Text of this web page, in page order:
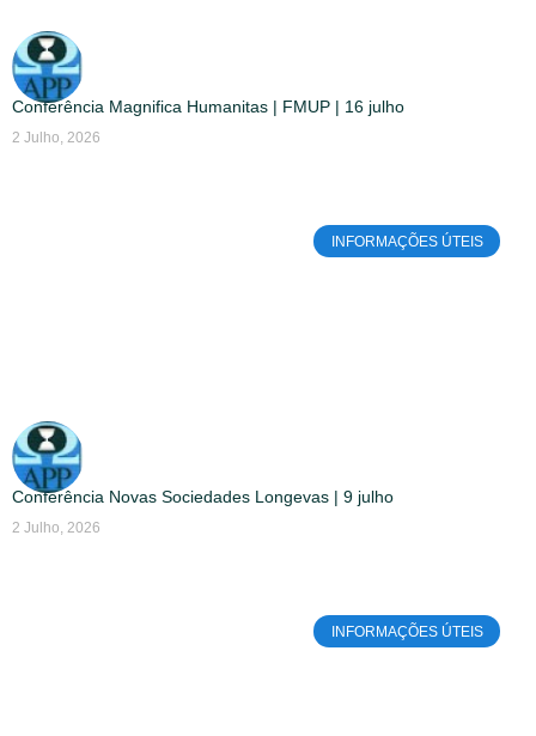
Conferência Magnifica Humanitas | FMUP | 16 julho
2 Julho, 2026
INFORMAÇÕES ÚTEIS
Conferência Novas Sociedades Longevas | 9 julho
2 Julho, 2026
INFORMAÇÕES ÚTEIS